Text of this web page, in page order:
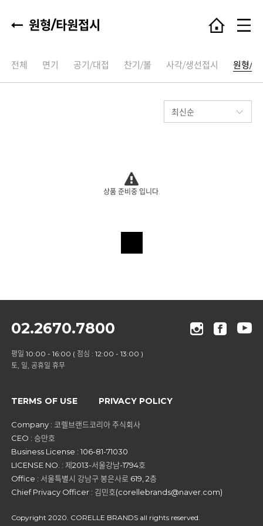
원형/타원접시
전체 면기 공기/대접 찬기/볼 사각/생선접시 원형/타
상품 준비중 입니다.
02.2670.7800
평일 10:00 - 16:00 ( 점심 : 12:00 - 13:00 )
토, 일, 공휴일 휴무
TERMS OF USE PRIVACY POLICY
Company : 코렐브랜드코리아 주식회사
CEO : 승만호
Business License : 106-81-71030
LICENSE NO. : 제2013-서울강남-1794호
Office : 서울특별시 강남구 봉은사로 619, 2층
Chief Privacy Officer : 김민호(corellebrands@naver.com)
Copyright 2020. CORELLE BRANDS all rights reserved.